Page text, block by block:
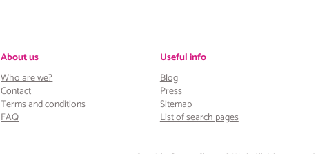
About us
Who are we?
Contact
Terms and conditions
FAQ
Useful info
Blog
Press
Sitemap
List of search pages